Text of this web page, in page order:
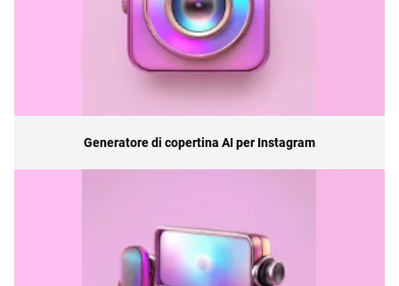
Generatore di copertina AI per Instagram